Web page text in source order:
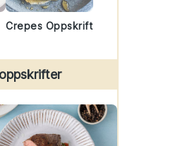
Crepes Oppskrift